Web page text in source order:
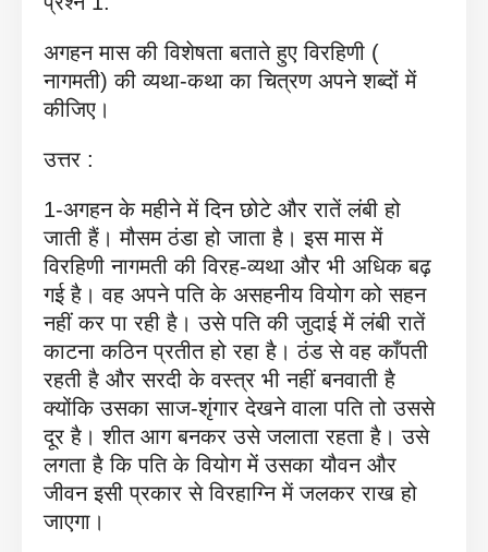
अगहन मास की विशेषता बताते हुए विरहिणी (
नागमती) की व्यथा-कथा का चित्रण अपने शब्दों में
कीजिए।
उत्तर :
1-अगहन के महीने में दिन छोटे और रातें लंबी हो
जाती हैं। मौसम ठंडा हो जाता है। इस मास में
विरहिणी नागमती की विरह-व्यथा और भी अधिक बढ़
गई है। वह अपने पति के असहनीय वियोग को सहन
नहीं कर पा रही है। उसे पति की जुदाई में लंबी रातें
काटना कठिन प्रतीत हो रहा है। ठंड से वह काँपती
रहती है और सरदी के वस्त्र भी नहीं बनवाती है
क्योंकि उसका साज-शृंगार देखने वाला पति तो उससे
दूर है। शीत आग बनकर उसे जलाता रहता है। उसे
लगता है कि पति के वियोग में उसका यौवन और
जीवन इसी प्रकार से विरहाग्नि में जलकर राख हो
जाएगा।